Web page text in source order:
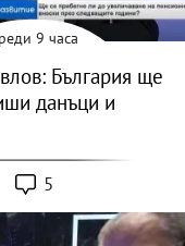
9 часа
България ще
данъци и
5